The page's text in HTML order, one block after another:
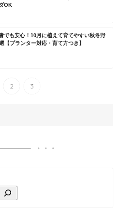
OK
でも安心！10月に植えて育てやすい秋冬野
【プランター対応・育て方つき】
2 3